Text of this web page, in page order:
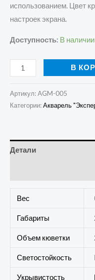
использованием. Цвет
настроек экрана.
Доступность: В наличии
В
Артикул:AGM-005
Категории:Акварель
Детали
Вес
Габариты
Объем кюветки
Светостойкость
Укрывистость